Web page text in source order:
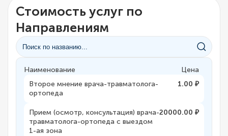
Стоимость услуг по
Направлениям
Наименование
Цена
Второе мнение врача-травматолога-
ортопеда
1.00 ₽
Прием (осмотр, консультация) врача-
травматолога-ортопеда с выездом
1-ая зона
20000.00 ₽